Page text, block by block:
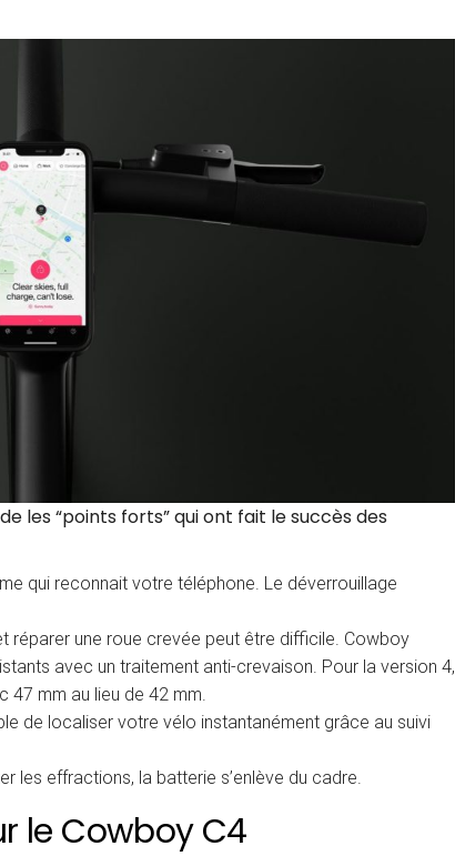
les “points forts” qui ont fait le succès des
qui reconnait votre téléphone. Le déverrouillage
réparer une roue crevée peut être difficile. Cowboy
avec un traitement anti-crevaison. Pour la version 4,
47 mm au lieu de 42 mm.
de localiser votre vélo instantanément grâce au suivi
les effractions, la batterie s’enlève du cadre.
le Cowboy C4